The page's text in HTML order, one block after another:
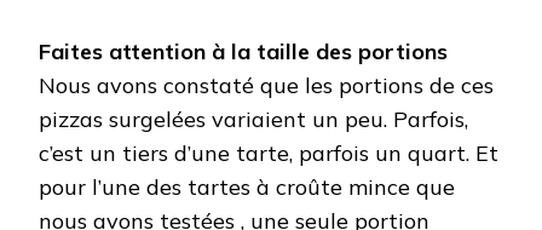
Faites attention à la taille des portions
Nous avons constaté que les portions de ces
pizzas surgelées variaient un peu. Parfois,
c’est un tiers d’une tarte, parfois un quart. Et
pour l’une des tartes à croûte mince que
nous avons testées , une seule portion